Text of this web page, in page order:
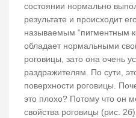
состоянии нормально
результате и происходит
называемым “пигментным
обладает нормальными
роговицы, зато она очень
раздражителям. По сути,
поверхности роговицы.
это плохо? Потому что он
свойства роговицы (рис.